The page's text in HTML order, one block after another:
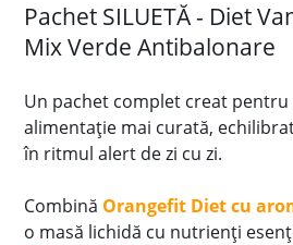
Pachet SILUETĂ - Diet
Mix Verde Antibalonare
Un pachet complet creat pentru
alimentație mai curată,
în ritmul alert de zi cu zi.
Combină Orangefit Diet cu
o masă lichidă cu nutrienți